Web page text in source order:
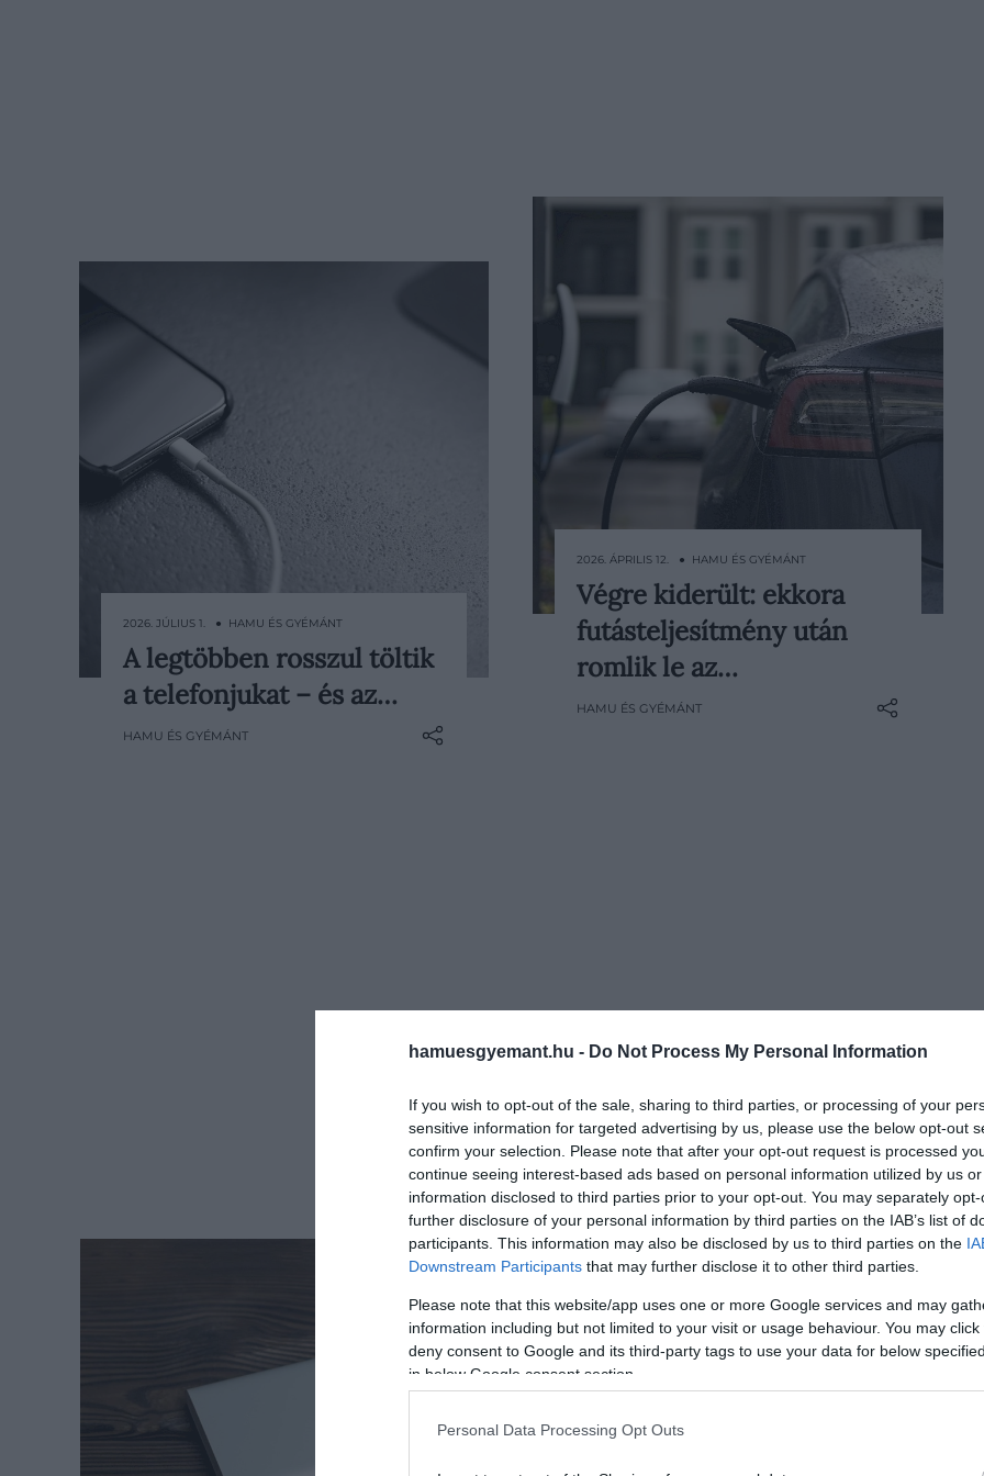
hamuesgyemant.hu - Do Not Process My Personal Information
If you wish to opt-out of the sale, sharing to third parties, or processing of your
sensitive information for targeted advertising by us, please use the below opt-out
confirm your selection. Please note that after your opt-out request is processed
continue seeing interest-based ads based on personal information utilized by us
information disclosed to third parties prior to your opt-out. You may separately
further disclosure of your personal information by third parties on the IAB’s list of
participants. This information may also be disclosed by us to third parties on the
Downstream Participants that may further disclose it to other third parties.
Please note that this website/app uses one or more Google services and may
information including but not limited to your visit or usage behaviour. You may
deny consent to Google and its third-party tags to use your data for below
in below Google consent section.
Personal Data Processing Opt Outs
Este rádugjuk a töltőre, reggel 100
százalékon levesszük, napközben
pedig sokszor csak akkor kapunk
2026. JÚLIUS 1. ● HAMU ÉS GYÉMÁNT
A legtöbben rosszul töltik
a telefonjukat – és az…
HAMU ÉS GYÉMÁNT
Sokáig tartotta magát az a
vélekedés, hogy az elektromos
autók viszonylag gyorsan veszítenek
kutatás mást állít. A vizsgálat szerint
2026. ÁPRILIS 12. ● HAMU ÉS GYÉMÁNT
Végre kiderült: ekkora
futásteljesítmény után
romlik le az…
HAMU ÉS GYÉMÁNT